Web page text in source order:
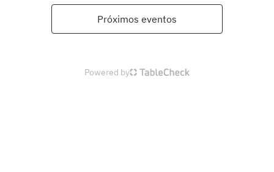
Próximos eventos
Powered by